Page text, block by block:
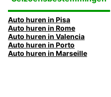
Auto huren in Pisa
Auto huren in Rome
Auto huren in Valencia
Auto huren in Porto
Auto huren in Marseille